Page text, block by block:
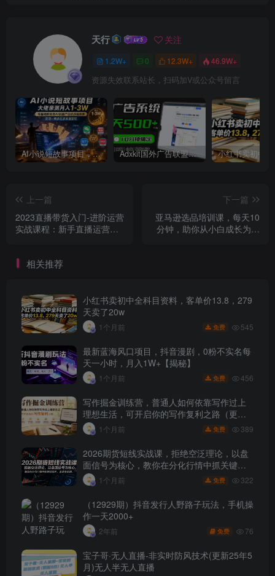
天行 关注
1.2W+ 0 12.3W+ 46.9W+
资源失效联系站长，扫码加V或公众号留言
AI小说短故事项目，大佬亲测月入1-3W，零基础教你用AI批量产出优质短故事，实现一稿多吃多渠道变现 Adxkit国外广告联盟系统，一天上500+广告，让你的投放更加高效简单！
上一篇
2023直播带货入门-进阶运营
实战课程：新手直播运营培
下一篇
亚马逊选品培训课，每天10
分钟，助你从小白成长为产
相关推荐
小红书卖初中全科目资料，客单价13.8，279
天卖了20w
1个月前 免费 545
最新蓝海风口项目，抖音漫剧，0粉不实名每
天一小时，月入1W+【揭秘】
1个月前 免费 456
写作掘金训练营，普通人如何依靠写作过上
理想生活，可开启你的写作复利之路（更新6
月） 1个月前 免费 389
2026期货短线实战课，拒绝空泛理论，以盘
面信号为核心，教你在分化行情中抓关键品
种、避诱多陷阱
1个月前 免费 322
（12929期）抖音发行人野路子玩法，手机操
作一天2000+
2年前 免费 76
宝子哥·无人直播-非实时防风技术(更新25年5
月)无人半无人直播